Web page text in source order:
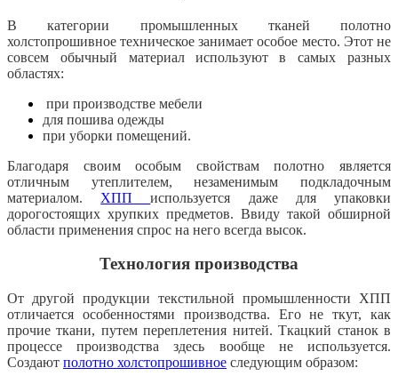
В категории промышленных тканей полотно
холстопрошивное техническое занимает особое место. Этот не
совсем обычный материал используют в самых разных
областях:
при производстве мебели
для пошива одежды
при уборки помещений.
Благодаря своим особым свойствам полотно является
отличным утеплителем, незаменимым подкладочным
материалом. ХППиспользуется даже для упаковки
дорогостоящих хрупких предметов. Ввиду такой обширной
области применения спрос на него всегда высок.
Технология производства
От другой продукции текстильной промышленности ХПП
отличается особенностями производства. Его не ткут, как
прочие ткани, путем переплетения нитей. Ткацкий станок в
процессе производства здесь вообще не используется.
Создают полотно холстопрошивное следующим образом: